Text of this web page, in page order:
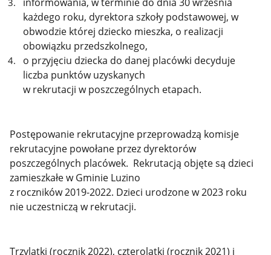
każdego roku, dyrektora szkoły podstawowej, w
obwodzie której dziecko mieszka, o realizacji
obowiązku przedszkolnego,
o przyjęciu dziecka do danej placówki decyduje
liczba punktów uzyskanych
w rekrutacji w poszczególnych etapach.
Postępowanie rekrutacyjne przeprowadzą komisje
rekrutacyjne powołane przez dyrektorów
poszczególnych placówek. Rekrutacją objęte są dzieci
zamieszkałe w Gminie Luzino
z roczników 2019-2022. Dzieci urodzone w 2023 roku
nie uczestniczą w rekrutacji.
Trzylatki (rocznik 2022), czterolatki (rocznik 2021) i